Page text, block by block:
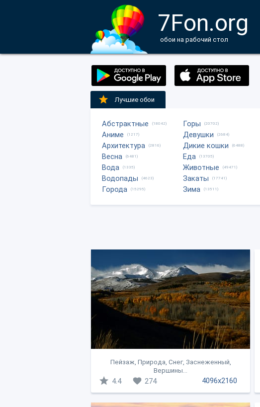
7Fon.org
обои на рабочий стол
Лучшие обои
Абстрактные (18042)
Аниме (1217)
Архитектура (2816)
Весна (6481)
Вода (1335)
Водопады (4623)
Города (15295)
Горы (20702)
Девушки (2684)
Дикие кошки (6488)
Еда (13705)
Животные (49471)
Закаты (17741)
Зима (13511)
Пейзаж, Природа, Снег, Заснеженный,
Вершины...
4096x2160
4.4 274